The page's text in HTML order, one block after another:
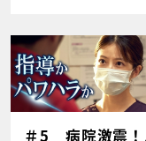
＃5 病院激震！